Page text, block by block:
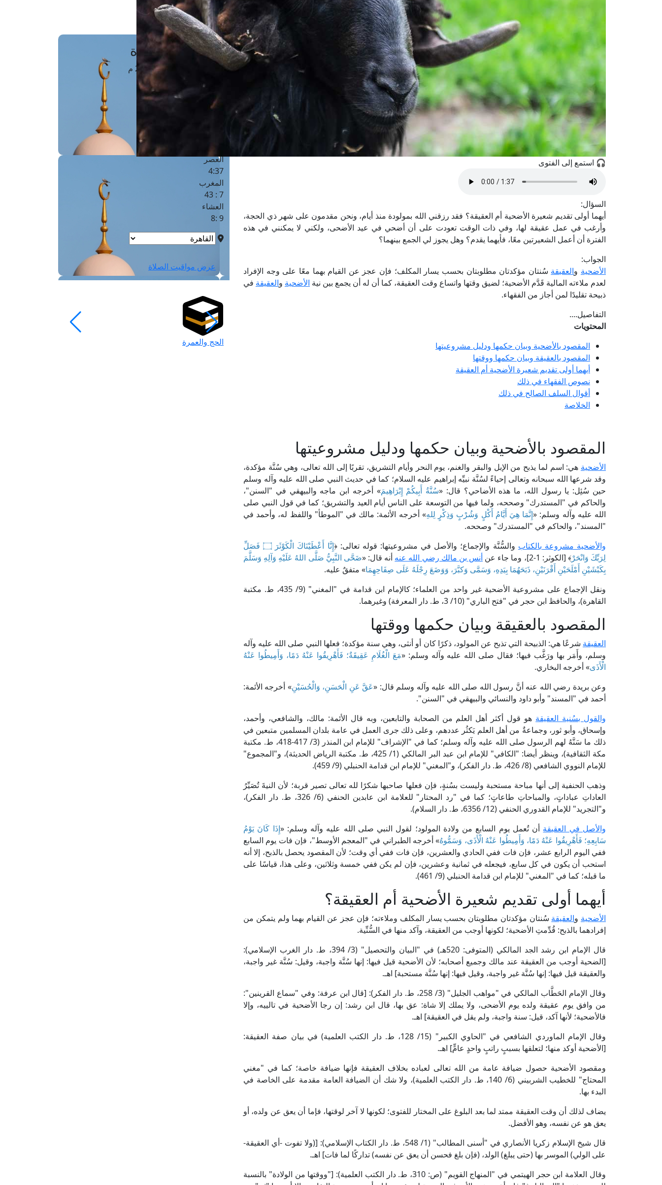
🎧 استمع إلى الفتوى
السؤال:
أيهما أولى تقديم شعيرة الأضحية أم العقيقة؟ فقد رزقني الله بمولودة منذ أيام، ونحن مقدمون على شهر ذي الحجة،
وأرغب في عمل عقيقة لها، وفي ذات الوقت تعودت على أن أضحي في عيد الأضحى، ولكني لا يمكنني في هذه
الفترة أن أعمل الشعيرتين معًا، فأيهما يقدم؟ وهل يجوز لي الجمع بينهما؟
الجواب:
الأضحية والعقيقة سُنتان مؤكدتان مطلوبتان بحسب يسار المكلف؛ فإن عجز عن القيام بهما معًا على وجه الإفراد
لعدم ملاءته المالية قَدَّم الأضحية؛ لضيق وقتها واتساع وقت العقيقة، كما أن له أن يجمع بين نية الأضحية والعقيقة في
ذبيحة تقليدًا لمن أجاز من الفقهاء.
التفاصيل....
المحتويات
المقصود بالأضحية وبيان حكمها ودليل مشروعيتها
المقصود بالعقيقة وبيان حكمها ووقتها
أيهما أولى تقديم شعيرة الأضحية أم العقيقة
نصوص الفقهاء في ذلك
أقوال السلف الصالح في ذلك
الخلاصة
المقصود بالأضحية وبيان حكمها ودليل مشروعيتها
الأضحية هي: اسم لما يذبح من الإبل والبقر والغنم، يوم النحر وأيام التشريق، تقربًا إلى الله تعالى، وهي سُنَّة مؤكدة،
وقد شرعها الله سبحانه وتعالى إحياءً لسُنَّة نبيِّه إبراهيم عليه السلام؛ كما في حديث النبي صلى الله عليه وآله وسلم
حين سُئِل: يا رسول الله، ما هذه الأضاحي؟ قال: «سُنَّةُ أَبِيكُمْ إِبْرَاهِيمَ» أخرجه ابن ماجه والبيهقي في "السنن"،
والحاكم في "المستدرك" وصححه، ولما فيها من التوسعة على الناس أيام العيد والتشريق؛ كما في قول النبي صلى
الله عليه وآله وسلم: «إِنَّمَا هِيَ أَيَّامُ أَكْلٍ وَشُرْبٍ وَذِكْرٍ لِلهِ» أخرجه الأئمة: مالك في "الموطأ" واللفظ له، وأحمد في
"المسند"، والحاكم في "المستدرك" وصححه.
والأضحية مشروعة بالكتاب والسُّنَّة والإجماع؛ والأصل في مشروعيتها: قوله تعالى: ﴿
إِنَّا أَعْطَيْنَاكَ الْكَوْثَرَ ۝ فَصَلِّ
لِرَبِّكَ وَانْحَرْ﴾ [الكوثر: 1-2]، وما جاء عن أنس بن مالك رضي الله عنه أنه قال: «ضَحَّى النَّبِيُّ صَلَّى اللهُ عَلَيْهِ وَآلِهِ وَسَلَّمَ
بِكَبْشَيْنِ أَمْلَحَيْنِ أَقْرَنَيْنِ، ذَبَحَهُمَا بِيَدِهِ، وَسَمَّى وَكبَّرَ، وَوَضَعَ رِجْلَهُ عَلَى صِفَاحِهِمَا» متفقٌ عليه.
ونقل الإجماع على مشروعية الأضحية غير واحد من العلماء؛ كالإمام ابن قدامة في "المغني" (9/ 435، ط. مكتبة
القاهرة)، والحافظ ابن حجر في "فتح الباري" (10/ 3، ط. دار المعرفة) وغيرهما.
المقصود بالعقيقة وبيان حكمها ووقتها
العقيقة شرعًا هي: الذبيحة التي تذبح عن المولود، ذكرًا كان أو أنثى، وهي سنة مؤكدة؛ فعلها النبي صلى الله عليه وآله
وسلم، وأَمَر بها ورَغَّب فيها؛ فقال صلى الله عليه وآله وسلم: «مَعَ الْغُلَامِ عَقِيقَةٌ؛ فَأَهْرِيقُوا عَنْهُ دَمًا، وَأَمِيطُوا عَنْهُ
الْأَذَى» أخرجه البخاري.
وعن بريدة رضي الله عنه أنَّ رسول الله صلى الله عليه وآله وسلم قال: «عَقَّ عَنِ الْحَسَنِ، وَالْحُسَيْنِ» أخرجه الأئمة:
أحمد في "المسند" وأبو داود والنسائي والبيهقي في "السنن".
والقول بسُنية العقيقة هو قول أكثر أهل العلم من الصحابة والتابعين، وبه قال الأئمة: مالك، والشافعي، وأحمد،
وإسحاق، وأبو ثور، وجماعةٌ من أهل العلم يَكثُر عددهم، وعلى ذلك جرى العمل في عامة بلدان المسلمين متبعين في
ذلك ما سَنَّهُ لهم الرسول صلى الله عليه وآله وسلم؛ كما في "الإشراف" للإمام ابن المنذر (3/ 417-418، ط. مكتبة
مكة الثقافية)، وينظر أيضا: "الكافي" للإمام ابن عبد البر المالكي (1/ 425، ط. مكتبة الرياض الحديثة)، و"المجموع"
للإمام النووي الشافعي (8/ 426، ط. دار الفكر)، و"المغني" للإمام ابن قدامة الحنبلي (9/ 459).
وذهب الحنفية إلى أنها مباحة مستحبة وليست بسُنةٍ، فإن فعلها صاحبها شكرًا لله تعالى تصير قربة؛ لأن النيةَ تُصَيِّرُ
العاداتِ عباداتٍ، والمباحاتِ طاعاتٍ؛ كما في "رد المحتار" للعلامة ابن عابدين الحنفي (6/ 326، ط. دار الفكر)،
و"التجريد" للإمام القدوري الحنفي (12/ 6356، ط. دار السلام).
والأصل في العقيقة أن تُعمل يوم السابع من ولادة المولود؛ لقول النبي صلى الله عليه وآله وسلم: «إِذَا كَانَ يَوْمُ
سَابِعِهِ؛ فَأَهْرِيقُوا عَنْهُ دَمًا، وَأَمِيطُوا عَنْهُ الْأَذَى، وَسَمُّوهُ» أخرجه الطبراني في "المعجم الأوسط"، فإن فات يوم السابع
ففي اليوم الرابع عشر، فإن فات ففي الحادي والعشرين، فإن فات ففي أي وقت؛ لأن المقصود يحصل بالذبح، إلا أنه
استحب أن يكون في كل سابع، فيجعله في ثمانية وعشرين، فإن لم يكن ففي خمسة وثلاثين، وعلى هذا، قياسًا على
ما قبله؛ كما في "المغني" للإمام ابن قدامة الحنبلي (9/ 461).
أيهما أولى تقديم شعيرة الأضحية أم العقيقة؟
الأضحية والعقيقة سُنتان مؤكدتان مطلوبتان بحسب يسار المكلف وملاءته؛ فإن عجز عن القيام بهما ولم يتمكن من
إفرادهما بالذبح: قُدِّمتِ الأضحية؛ لكونها أوجب من العقيقة، وآكد منها في السُّنِّية.
قال الإمام ابن رشد الجد المالكي (المتوفى: 520هـ) في "البيان والتحصيل" (3/ 394، ط. دار الغرب الإسلامي):
[الضحية أوجب من العقيقة عند مالك وجميع أصحابه؛ لأن الأضحية قيل فيها: إنها سُنَّة واجبة، وقيل: سُنَّة غير واجبة،
والعقيقة قيل فيها: إنها سُنَّة غير واجبة، وقيل فيها: إنها سُنَّة مستحبة] اهـ.
وقال الإمام الحَطَّاب المالكي في "مواهب الجليل" (3/ 258، ط. دار الفكر): [قال ابن عرفة: وفي "سماع القرينين":
من وافق يوم عقيقة ولده يوم الأضحى، ولا يملك إلا شاة: عق بها، قال ابن رشد: إن رجا الأضحية في تالييه، وإلا
فالأضحية؛ لأنها آكد، قيل: سنة واجبة، ولم يقل في العقيقة] اهـ.
وقال الإمام الماوردي الشافعي في "الحاوي الكبير" (15/ 128، ط. دار الكتب العلمية) في بيان صفة العقيقة:
[الأضحية أوكد منها؛ لتعلقها بسببٍ راتبٍ واحدٍ عامٍّ] اهـ.
ومقصود الأضحية حصول ضيافة عامة من الله تعالى لعباده بخلاف العقيقة فإنها ضيافة خاصة؛ كما في "مغني
المحتاج" للخطيب الشربيني (6/ 140، ط. دار الكتب العلمية)، ولا شك أن الضيافة العامة مقدمة على الخاصة في
البدء بها.
يضاف لذلك أن وقت العقيقة ممتد لما بعد البلوغ على المختار للفتوى؛ لكونها لا آخر لوقتها، فإما أن يعق عن ولده، أو
يعق هو عن نفسه، وهو الأفضل.
قال شيخ الإسلام زكريا الأنصاري في "أسنى المطالب" (1/ 548، ط. دار الكتاب الإسلامي): [(ولا تفوت -أي العقيقة-
على الولي) الموسر بها (حتى يبلغ) الولد، (فإن بلغ فحسن أن يعق عن نفسه) تداركًا لما فات] اهـ.
وقال العلامة ابن حجر الهيتمي في "المنهاج القويم" (ص: 310، ط. دار الكتب العلمية): ["ووقتها من الولادة" بالنسبة
الفتوى الهاتفية
مَواقِيتُ الصَّـــلاة
القاهرة · 08 أغسطس 2026 م
الشروق
العصر
4:37
المغرب
7 : 43
العشاء
9 :8
عرض مواقيت الصلاة
الحج والعمرة